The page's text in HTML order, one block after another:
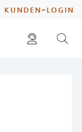
kunden-login